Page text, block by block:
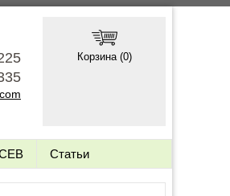
Корзина (0)
Статьи